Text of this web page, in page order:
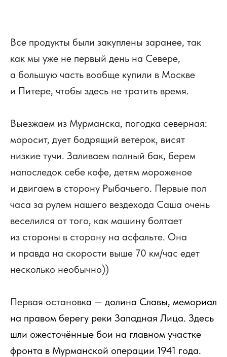
Все продукты были закуплены заранее, так
как мы уже не первый день на Севере,
а большую часть вообще купили в Москве
и Питере, чтобы здесь не тратить время.
Выезжаем из Мурманска, погодка северная:
моросит, дует бодрящий ветерок, висят
низкие тучи. Заливаем полный бак, берем
напоследок себе кофе, детям мороженое
и двигаем в сторону Рыбачьего. Первые пол
часа за рулем нашего вездехода Саша очень
веселился от того, как машину болтает
из стороны в сторону на асфальте. Она
и правда на скорости выше 70 км/час едет
несколько необычно))
Первая остановка — долина Славы, мемориал
на правом берегу реки Западная Лица. Здесь
шли ожесточённые бои на главном участке
фронта в Мурманской операции 1941 года.